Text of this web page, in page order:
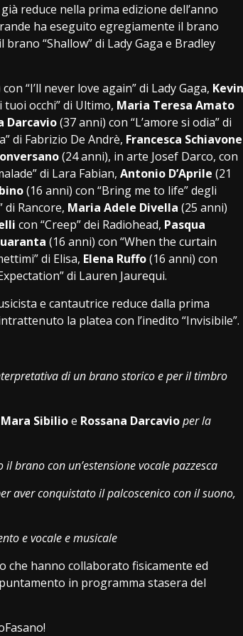
reduce nella prima edizione dell’anno
ha eseguito egregiamente il brano
“Shallow” di Lady Gaga e Bradley
“I’ll never love again” di Lady Gaga, Kevin
tuoi occhi” di Ultimo, Maria Teresa Amato
Darcavio(37 anni) con “L’amore si odia” di
di Fabrizio De Andrè, Francesca Schiavone
(24 anni), in arte Josef Darco, con
di Lara Fabian, Antonio D’Aprile (21
(16 anni) con “Bring me to life” degli
di Rancore, Maria Adele Divella (25 anni)
con “Creep” dei Radiohead, Pasqua
(16 anni) con “When the curtain
di Elisa, Elena Ruffo(16 anni) con
di Lauren Jaurequi.
e cantautrice reduce dalla prima
la platea con l’inedito “Invisibile”.
di un brano storico e per il timbro
Mara Sibilioe Rossana Darcavioper la
brano con un’estensione vocale pazzesca
aver conquistato il palcoscenico con il suono,
e vocale e musicale
hanno collaborato fisicamente ed
in programma stasera del